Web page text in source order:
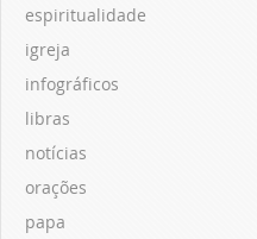
espiritualidade
igreja
infográficos
libras
notícias
orações
papa